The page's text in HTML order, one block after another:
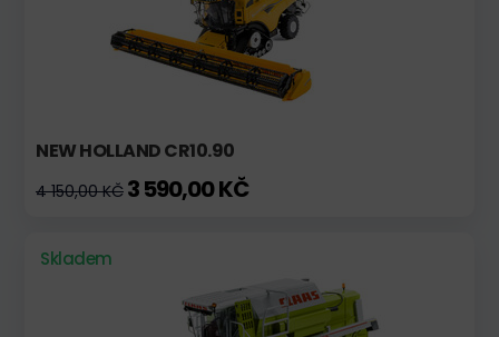
NEW HOLLAND CR10.90
4 150,00 KČ 3 590,00 KČ
Skladem